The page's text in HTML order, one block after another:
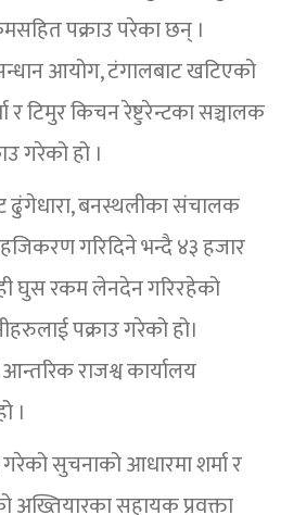
पक्राउ परेका छन् ।
आयोग, टंगालबाट खटिएको
र टिमुर किचन रेष्टुरेन्टका सञ्चालक
गरेको हो ।
ढुंगेधारा, बनस्थलीका संचालक
गरिदिने भन्दै ४३ हजार
घुस रकम लेनदेन गरिरहेको
पक्राउ गरेको हो।
राजश्व कार्यालय
।
सुचनाको आधारमा शर्मा र
अख्तियारका सहायक प्रवक्ता